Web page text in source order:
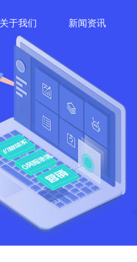
关于我们 新闻资讯